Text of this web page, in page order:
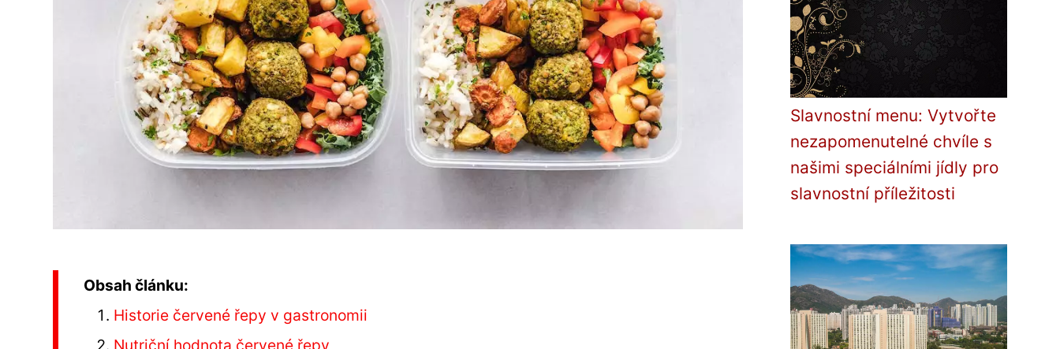
Obsah článku:
Historie červené řepy v gastronomii
Slavnostní menu: Vytvořte
nezapomenutelné chvíle s
našimi speciálními jídly pro
slavnostní příležitosti